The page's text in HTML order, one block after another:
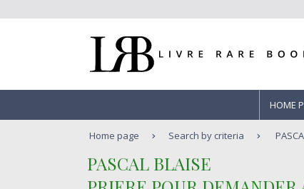
HOME
Home page Search by criteria
‎PASCAL BLAISE‎